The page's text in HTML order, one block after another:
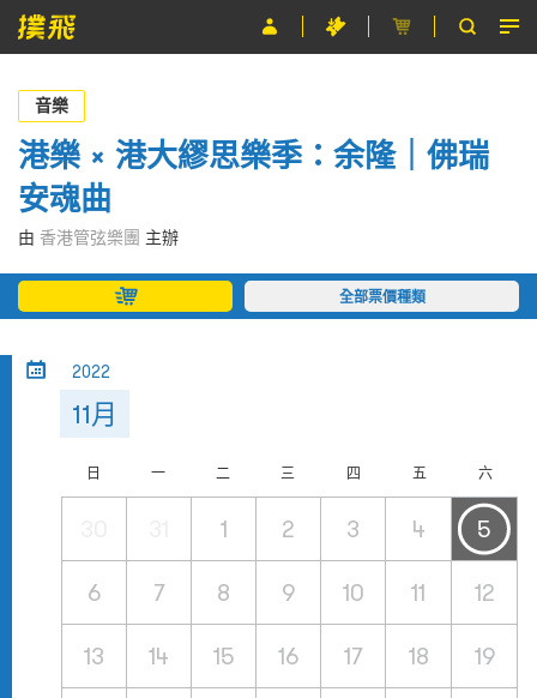
節目
主辦單位
關於撲飛
條款及細則
EN
音樂
港樂 × 港大繆思樂季：余隆｜佛瑞
安魂曲
由 香港管弦樂團 主辦
全部票價種類
2022
11月
日 一 二 三 四 五 六
1 2 3 4 5
6 7 8 9 10 11 12
13 14 15 16 17 18 19